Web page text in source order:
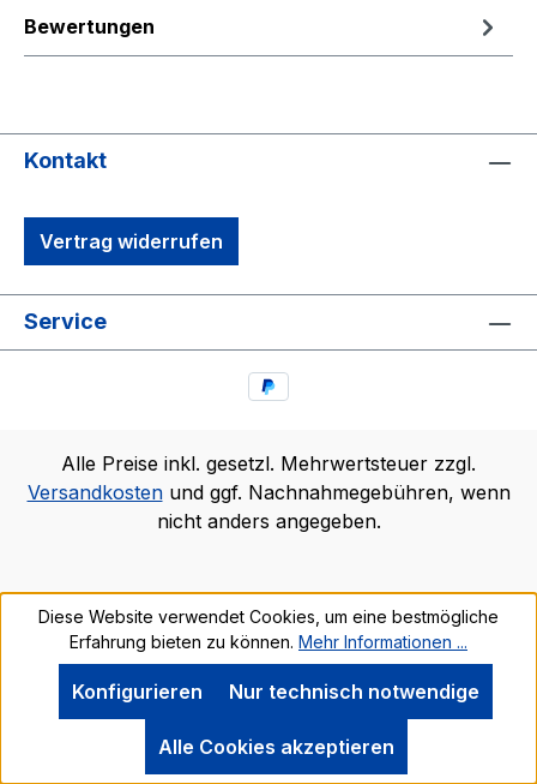
Bewertungen
Kontakt
Vertrag widerrufen
Service
Alle Preise inkl. gesetzl. Mehrwertsteuer zzgl.
Versandkostenund ggf. Nachnahmegebühren, wenn
nicht anders angegeben.
Diese Website verwendet Cookies, um eine bestmögliche
Erfahrung bieten zu können. Mehr Informationen ...
Nur technisch notwendige
Konfigurieren
Alle Cookies akzeptieren